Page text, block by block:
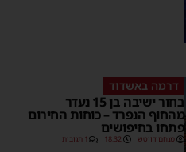
דרמה באשדוד
בחור ישיבה בן 15 נעדר
מהחוף הנפרד – כוחות החירום
פתחו בחיפושים
מנחם דויטש 18:32 1 תגובות